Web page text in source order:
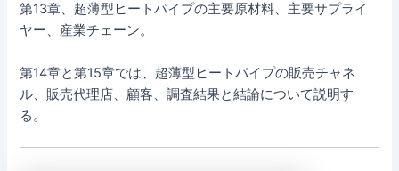
第13章、超薄型ヒートパイプの主要原材料、主要サプライ
ヤー、産業チェーン。
第14章と第15章では、超薄型ヒートパイプの販売チャネ
ル、販売代理店、顧客、調査結果と結論について説明す
る。